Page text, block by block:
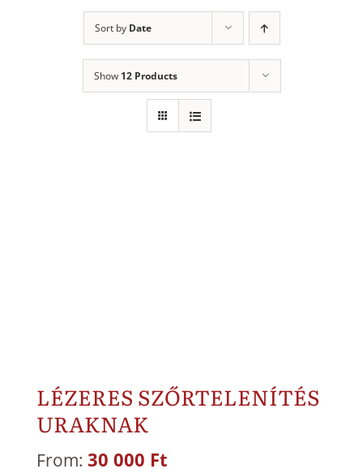
Sort by Date
Show 12 Products
LÉZERES SZŐRTELENÍTÉS
URAKNAK
From: 30 000 Ft